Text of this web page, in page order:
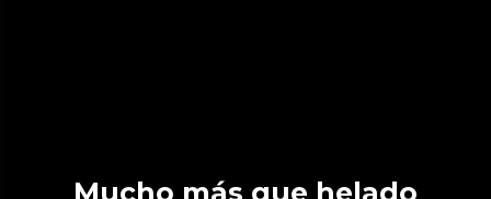
Mucho más que helado